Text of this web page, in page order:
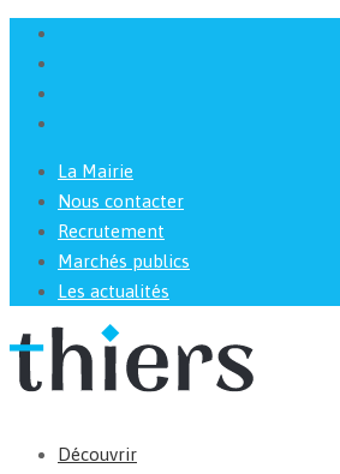
La Mairie
Nous contacter
Recrutement
Marchés publics
Les actualités
Découvrir